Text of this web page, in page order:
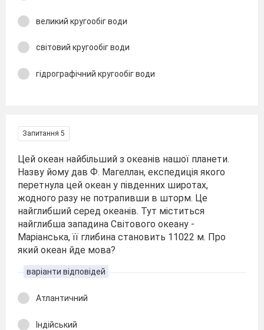
великий кругообіг води
світовий кругообіг води
гідрографічний кругообіг води
Запитання 5
Цей океан найбільший з океанів нашої планети.
Назву йому дав Ф. Магеллан, експедиція якого
перетнула цей океан у південних широтах,
жодного разу не потрапивши в шторм. Це
найглибший серед океанів. Тут міститься
найглибша западина Світового океану -
Маріанська, її глибина становить 11022 м. Про
який океан йде мова?
варіанти відповідей
Атлантичний
Індійський